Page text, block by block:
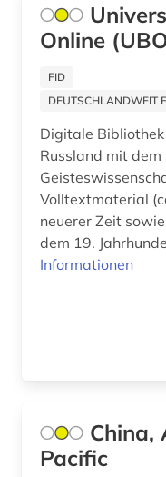
handel (1)
hawaii (1)
Ukraine (3)
Ungarn (1)
Online
FID
DEUTSCHLANDWEIT
Digitale
Russland mit
Volltextmaterial
neuerer Zeit
dem 19.
Informationen
China,
Pacific